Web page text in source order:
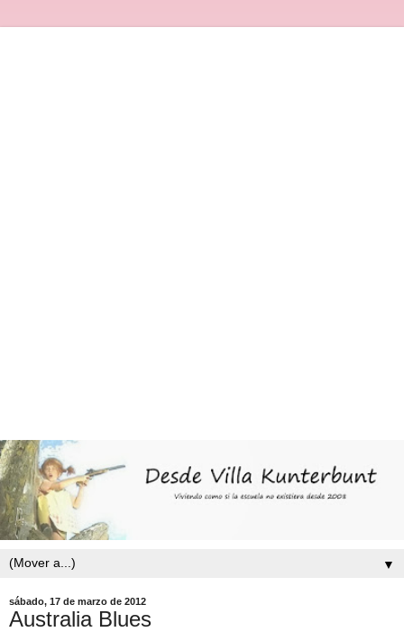
▼
sábado, 17 de marzo de 2012
Australia Blues